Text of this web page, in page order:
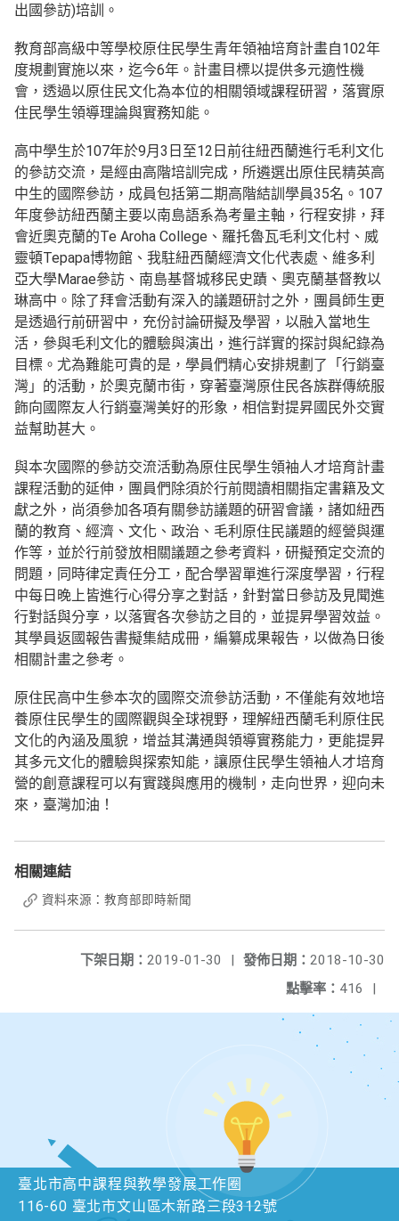
出國參訪)培訓。
教育部高級中等學校原住民學生青年領袖培育計畫自102年
度規劃實施以來，迄今6年。計畫目標以提供多元適性機
會，透過以原住民文化為本位的相關領域課程研習，落實原
住民學生領導理論與實務知能。
高中學生於107年於9月3日至12日前往紐西蘭進行毛利文化
的參訪交流，是經由高階培訓完成，所遴選出原住民精英高
中生的國際參訪，成員包括第二期高階結訓學員35名。107
年度參訪紐西蘭主要以南島語系為考量主軸，行程安排，拜
會近奧克蘭的Te Aroha College、羅托魯瓦毛利文化村、威
靈頓Tepapa博物館、我駐紐西蘭經濟文化代表處、維多利
亞大學Marae參訪、南島基督城移民史蹟、奧克蘭基督教以
琳高中。除了拜會活動有深入的議題研討之外，團員師生更
是透過行前研習中，充份討論研擬及學習，以融入當地生
活，參與毛利文化的體驗與演出，進行詳實的探討與紀錄為
目標。尤為難能可貴的是，學員們精心安排規劃了「行銷臺
灣」的活動，於奧克蘭市街，穿著臺灣原住民各族群傳統服
飾向國際友人行銷臺灣美好的形象，相信對提昇國民外交實
益幫助甚大。
與本次國際的參訪交流活動為原住民學生領袖人才培育計畫
課程活動的延伸，團員們除須於行前閱讀相關指定書籍及文
獻之外，尚須參加各項有關參訪議題的研習會議，諸如紐西
蘭的教育、經濟、文化、政治、毛利原住民議題的經營與運
作等，並於行前發放相關議題之參考資料，研擬預定交流的
問題，同時律定責任分工，配合學習單進行深度學習，行程
中每日晚上皆進行心得分享之對話，針對當日參訪及見聞進
行對話與分享，以落實各次參訪之目的，並提昇學習效益。
其學員返國報告書擬集結成冊，編纂成果報告，以做為日後
相關計畫之參考。
原住民高中生參本次的國際交流參訪活動，不僅能有效地培
養原住民學生的國際觀與全球視野，理解紐西蘭毛利原住民
文化的內涵及風貌，增益其溝通與領導實務能力，更能提昇
其多元文化的體驗與探索知能，讓原住民學生領袖人才培育
營的創意課程可以有實踐與應用的機制，走向世界，迎向未
來，臺灣加油！
相關連結
資料來源：教育部即時新聞
發佈日期： 2018-10-30
下架日期： 2019-01-30
|
點擊率： 416 |
臺北市高中課程與教學發展工作圈
116-60 臺北市文山區木新路三段312號